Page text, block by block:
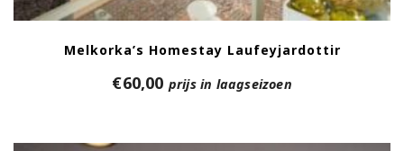
Melkorka’s Homestay Laufeyjardottir
€60,00 prijs in laagseizoen